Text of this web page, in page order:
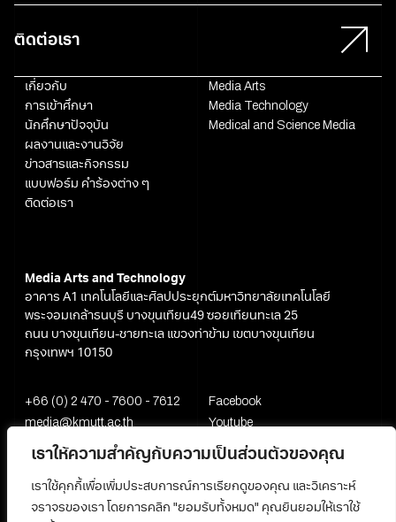
เราให้ความสำคัญกับความเป็นส่วนตัวของคุณ
เราใช้คุกกี้เพื่อเพิ่มประสบการณ์การเรียกดูของคุณ และวิเคราะห์
จราจรของเรา โดยการคลิก "ยอมรับทั้งหมด" คุณยินยอมให้เราใช้
ติดต่อเรา
เกี่ยวกับ
การเข้าศึกษา
นักศึกษาปัจจุบัน
ผลงานและงานวิจัย
ข่าวสารและกิจกรรม
แบบฟอร์ม คำร้องต่าง ๆ
ติดต่อเรา
Media Arts
Media Technology
Medical and Science Media
Media Arts and Technology
อาคาร A1 เทคโนโลยีและศิลปประยุกต์มหาวิทยาลัยเทคโนโลยี
พระจอมเกล้าธนบุรี บางขุนเทียน49 ซอยเทียนทะเล 25
ถนน บางขุนเทียน-ชายทะเล แขวงท่าข้าม เขตบางขุนเทียน
กรุงเทพฯ 10150
+66 (0) 2 470 - 7600 - 7612
media@kmutt.ac.th
Facebook
Youtube